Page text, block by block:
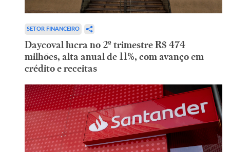
SETOR FINANCEIRO
Daycoval lucra no 2º trimestre R$ 474
milhões, alta anual de 11%, com avanço em
crédito e receitas